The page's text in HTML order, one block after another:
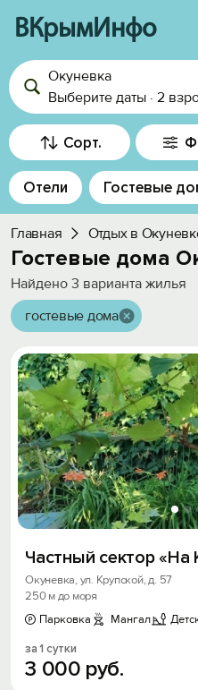
ВКрымИнфо
Войти
Избранное
История просмотра
Добавить свой
Окуневка
Выберите даты · 2
Сорт.
Отели Гостевые
Главная Отдых в
Гостевые дома
Найдено 3 варианта жилья
гостевые дома
Частный сектор «На
Окуневка, ул. Крупской, д. 57
250 м до моря
Парковка
Мангал
за 1 сутки
3 000 руб.